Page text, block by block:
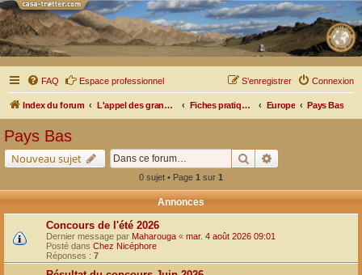
FAQ Espace professionnel Connexion
S’enregistrer
Index du forum L'appel des grands espaces Fiches pratiques par pays, pistes et bivouacs Europe Pays Bas
Pays Bas
Nouveau sujet Rechercher
0 sujet • Page 1 sur 1
Annonces
Concours de l'été 2026
Dernier message par Maharouga « mar. 4 août 2026 09:01
Posté dans Chez Nicéphore
Réponses : 7